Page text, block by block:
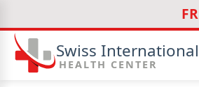
FR
Swiss International
HEALTH CENTER